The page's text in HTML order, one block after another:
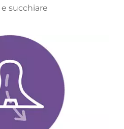
succhiare